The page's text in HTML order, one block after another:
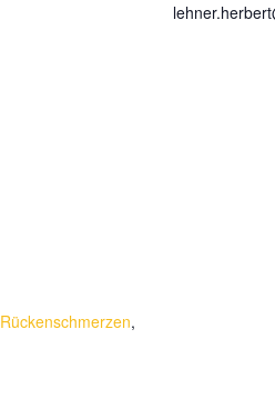
Rückenschmerzen,